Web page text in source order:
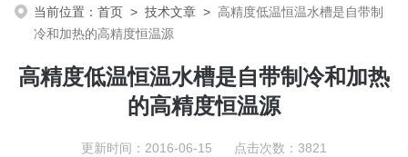
当前位置：首页 >技术文章 > 高精度低温恒温水槽是自带制
冷和加热的高精度恒温源
高精度低温恒温水槽是自带制冷和加热
的高精度恒温源
更新时间：2016-06-15 点击次数：3821